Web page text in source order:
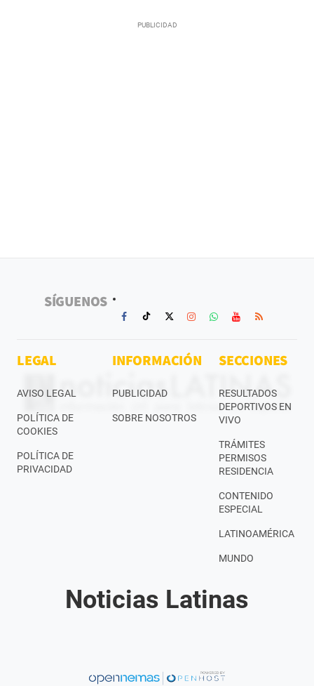
SÍGUENOS
LEGAL
AVISO LEGAL
POLÍTICA DE
COOKIES
POLÍTICA DE
PRIVACIDAD
INFORMACIÓN
PUBLICIDAD
SOBRE NOSOTROS
SECCIONES
RESULTADOS
DEPORTIVOS EN
VIVO
TRÁMITES
PERMISOS
RESIDENCIA
CONTENIDO
ESPECIAL
LATINOAMÉRICA
MUNDO
Noticias Latinas